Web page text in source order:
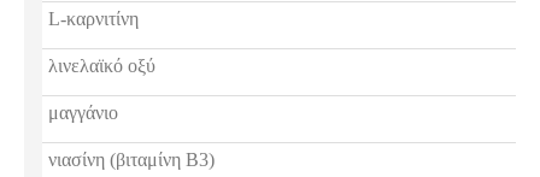
L-καρνιτίνη
λινελαϊκό οξύ
μαγγάνιο
νιασίνη (βιταμίνη Β3)